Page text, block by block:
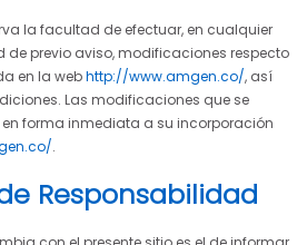
la facultad de efectuar, en cualquier
de previo aviso, modificaciones respecto
en la webhttp://www.amgen.co/, así
Las modificaciones que se
forma inmediata a su incorporación
.
Responsabilidad